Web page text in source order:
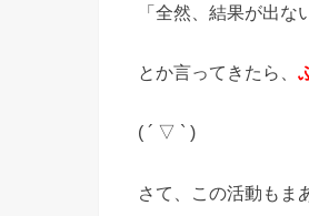
「全然、結果が出な
とか言ってきたら、
( ´ ▽ ` )
さて、この活動もま